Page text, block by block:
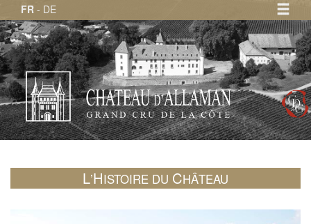
FR - DE
Accueil
Terroir et vignoble
Le vigneron
Histoire et patrimoine
Clos Domaine & Châteaux
Médailles
News / Presse
Contact / Où acheter ce vin?
L’HISTOIRE DU CHÂTEAU